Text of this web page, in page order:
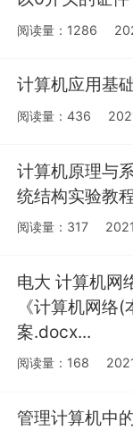
阅读量：1286
计算机应用基
阅读量：436
计算机原理与
统结构实验教
阅读量：317
电大 计算机网
《计算机网络
案.docx...
阅读量：168
管理计算机中